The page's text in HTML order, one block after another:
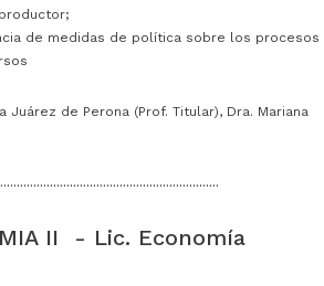
de medidas de política sobre los procesos
de Perona (Prof. Titular), Dra. Mariana
II - Lic. Economía